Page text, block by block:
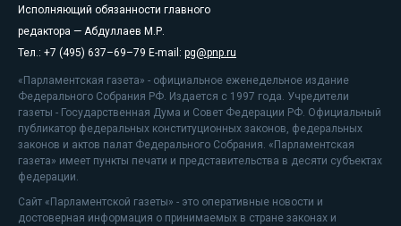
Исполняющий обязанности главного
редактора — Абдуллаев М.Р.
Тел.: +7 (495) 637–69–79 E-mail: pg@pnp.ru
«Парламентская газета» - официальное еженедельное издание
Федерального Собрания РФ. Издается с 1997 года. Учредители
газеты - Государственная Дума и Совет Федерации РФ. Официальный
публикатор федеральных конституционных законов, федеральных
законов и актов палат Федерального Собрания. «Парламентская
газета» имеет пункты печати и представительства в десяти субъектах
федерации.
Сайт «Парламентской газеты» - это оперативные новости и
достоверная информация о принимаемых в стране законах и